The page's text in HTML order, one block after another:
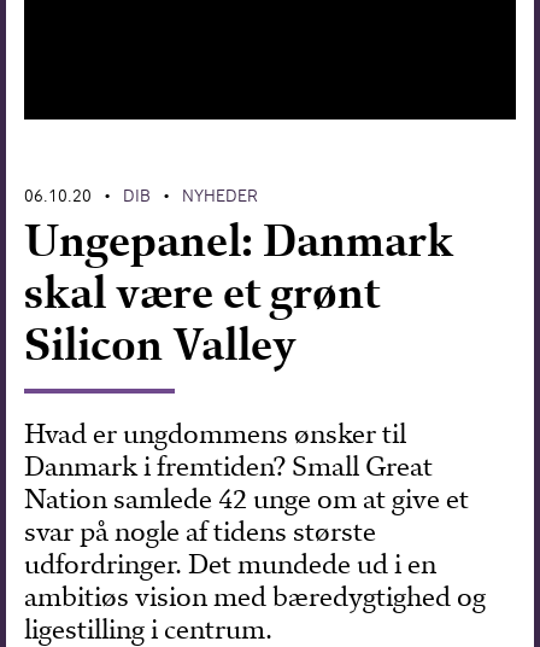
Europapolitik
Forskning
06.10.20 • DIB • NYHEDER
Ungepanel: Danmark
skal være et grønt
Silicon Valley
Hvad er ungdommens ønsker til
Danmark i fremtiden? Small Great
Nation samlede 42 unge om at give et
svar på nogle af tidens største
udfordringer. Det mundede ud i en
ambitiøs vision med bæredygtighed og
ligestilling i centrum.